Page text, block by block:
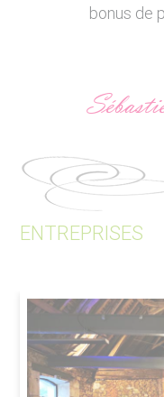
bonus de
ENTREPRISES